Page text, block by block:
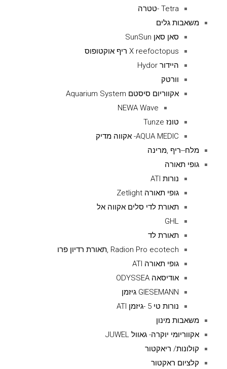
Tetra -טטרה
משאבות גלים
סאן סאן SunSun
X reefoctopus ריף אוקטופוס
היידור Hydor
וורטק
אקווריום סיסטם Aquarium System
NEWA Wave
טונז Tunze
AQUA MEDIC- אקווה מדיק
מלח--ריף ,מרינה
גופי תאורה
נורות ATI
גופי תאורה Zetlight
תאורת לדי סלים אקווה אל
GHL
תאורת לד
Radion Pro ecotech ,תאורת רדיון פרו
גופי תאורה ATI
אודיסאה ODYSSEA
GIESEMANN גיזמן
נורות טי 5 -גיזמן ATI
משאבות מינון
אקווריומי יוקרה- גאוול JUWEL
קולונות/ ריאקטור
קלציום ראקטור